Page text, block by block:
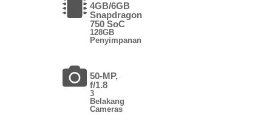
4GB/6GB
Snapdragon
750 SoC
128GB
Penyimpanan
50-MP,
f/1.8
3
Belakang
Cameras